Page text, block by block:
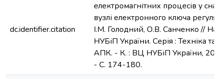
dc.identifier.citation
електромагнітних процесів у
вузлі електронного ключа
І.М. Голодний, О.В. Санченко //
НУБіП України. Серія : Техніка та
АПК. - К. : ВЦ НУБіП України,
- С. 174-180.